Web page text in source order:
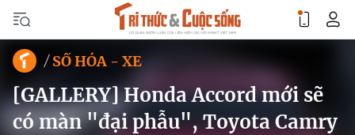
SỐ HÓA - XE
[GALLERY] Honda Accord mới sẽ
có màn "đại phẫu", Toyota Camry